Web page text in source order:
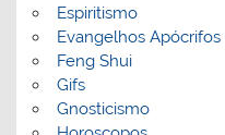
Espiritismo
Evangelhos Apócrifos
Feng Shui
Gifs
Gnosticismo